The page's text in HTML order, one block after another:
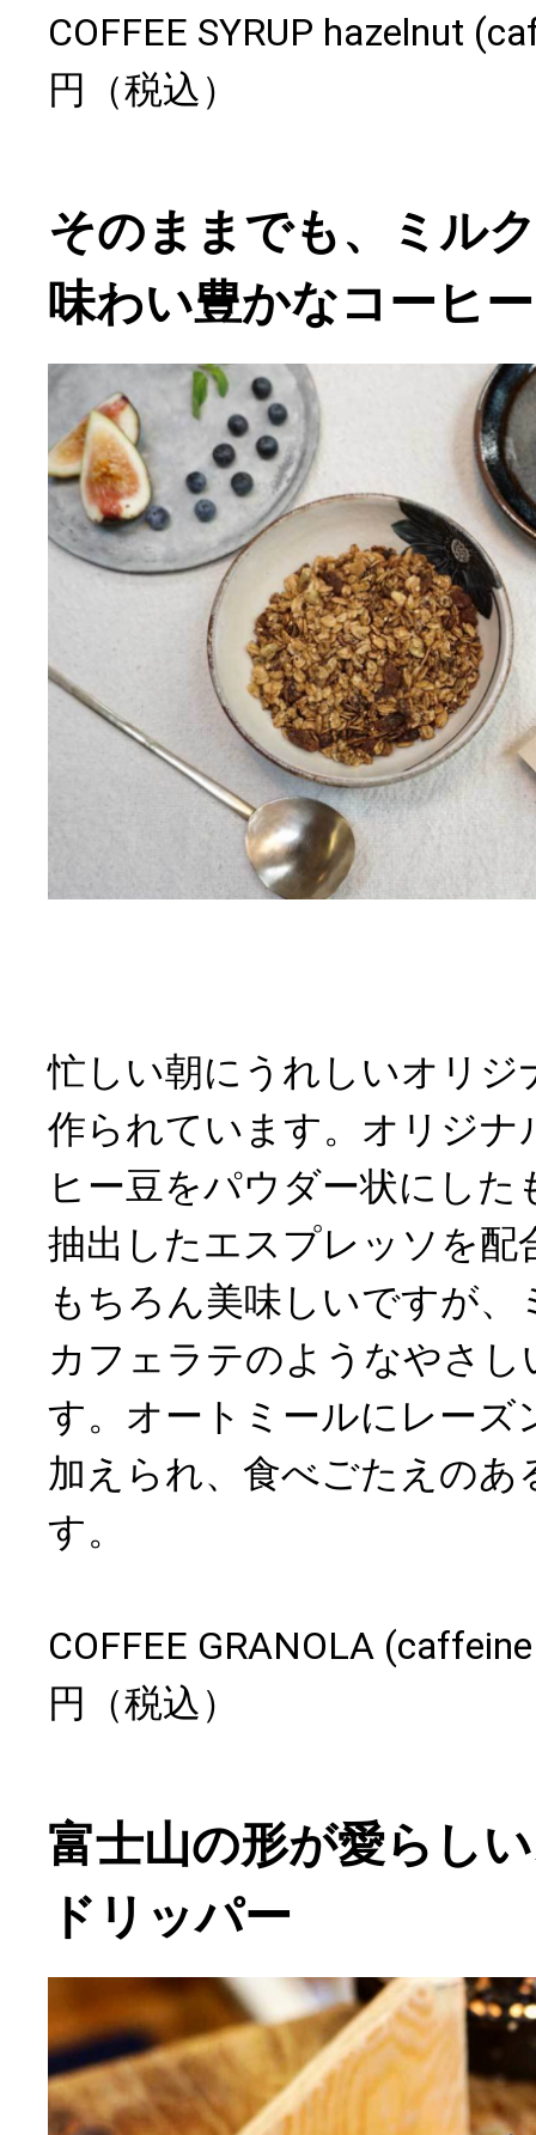
COFFEE SYRUP hazelnut
円（税込）
そのままでも、ミル
味わい豊かなコーヒ
忙しい朝にうれしいオリジ
作られています。オリジナ
ヒー豆をパウダー状にした
抽出したエスプレッソを配
もちろん美味しいですが
カフェラテのようなやさ
す。オートミールにレーズ
加えられ、食べごたえのあ
す。
COFFEE GRANOLA
円（税込）
富士山の形が愛らし
ドリッパー